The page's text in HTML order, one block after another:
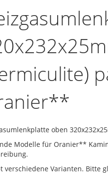
oben
Modelle für Oranier**
verschiedene Varianten. Bitte